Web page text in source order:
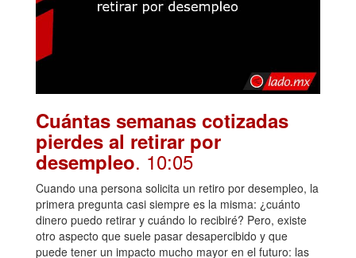
Cuántas semanas cotizadas
pierdes al retirar por
desempleo. 10:05
Cuando una persona solicita un retiro por desempleo, la
primera pregunta casi siempre es la misma: ¿cuánto
dinero puedo retirar y cuándo lo recibiré? Pero, existe
otro aspecto que suele pasar desapercibido y que
puede tener un impacto mucho mayor en el futuro: las